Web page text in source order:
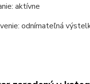
aktívne
odnímateľná